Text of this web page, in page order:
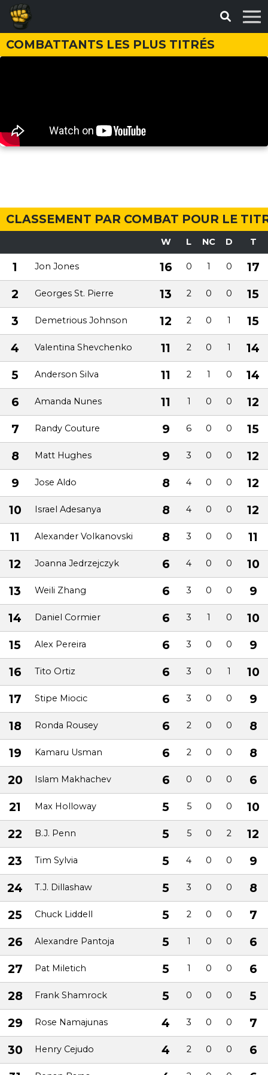
COMBATTANTS LES PLUS TITRÉS
CLASSEMENT PAR COMBAT POUR LE
W L NC D T
1 Jon Jones 16 0 1 0
17
2
Georges St. Pierre 13 2 0 0
15
3
Demetrious Johnson 12 2 0 1
15
4
Valentina Shevchenko 11 2 0 1
14
5
Anderson Silva 11 2 1 0
14
6
Amanda Nunes 11 1 0 0
12
7
Randy Couture 9 6 0 0
15
8
Matt Hughes 9 3 0 0
12
9
Jose Aldo 8 4 0 0
12
10
Israel Adesanya 8 4 0 0
12
11
Alexander Volkanovski 8 3 0 0
11
12
Joanna Jedrzejczyk 6 4 0 0
10
13
Weili Zhang 6 3 0 0
9
14
Daniel Cormier 6 3 1 0
10
15
Alex Pereira 6 3 0 0
9
16
Tito Ortiz 6 3 0 1
10
17
Stipe Miocic 6 3 0 0
9
18
Ronda Rousey 6 2 0 0
8
19
Kamaru Usman 6 2 0 0
8
20
Islam Makhachev 6 0 0 0
6
21
Max Holloway 5 5 0 0
10
22
B.J. Penn 5 5 0 2
12
23
Tim Sylvia 5 4 0 0
9
24
T.J. Dillashaw 5 3 0 0
8
25
Chuck Liddell 5 2 0 0
7
26
Alexandre Pantoja 5 1 0 0
6
27
Pat Miletich 5 1 0 0
6
28
Frank Shamrock 5 0 0 0
5
29
Rose Namajunas 4 3 0 0
7
30
Henry Cejudo 4 2 0 0
6